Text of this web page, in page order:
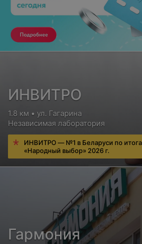
ИНВИТРО
1.8 км • ул. Гагарина
Независимая лаборатория
ИНВИТРО — №1 в Беларуси по
«Народный выбор» 2026 г.
Гармония